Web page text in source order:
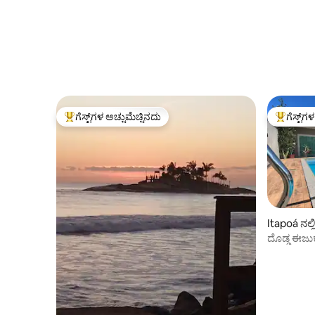
ಗೆಸ್ಟ್‌ಗಳಿಗೆ ಅತಿ ಹೆಚ್ಚು ಅಚ್ಚುಮೆಚ್ಚಿನದು
ಗೆಸ್ಟ್‌ಗಳ ಅಚ್ಚುಮೆಚ್ಚಿನದು ಗೆಸ್ಟ್‌ಗಳಿಗೆ
Itapoá
ದೊಡ್ಡ